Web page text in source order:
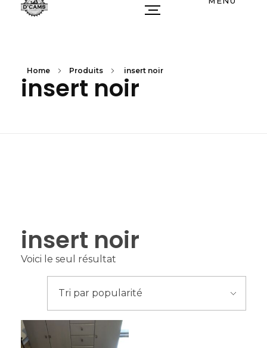
Home Produits insert noir
insert noir
insert noir
Voici le seul résultat